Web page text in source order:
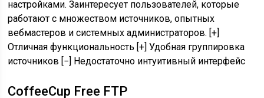
настройками. Заинтересует пользователей, которые
работают с множеством источников, опытных
вебмастеров и системных администраторов. [+]
Отличная функциональность [+] Удобная группировка
источников [−] Недостаточно интуитивный интерфейс
CoffeeCup Free FTP